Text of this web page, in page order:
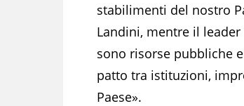
stabilimenti del nostro
Landini, mentre il
sono risorse pubbliche
patto tra istituzioni,
Paese».